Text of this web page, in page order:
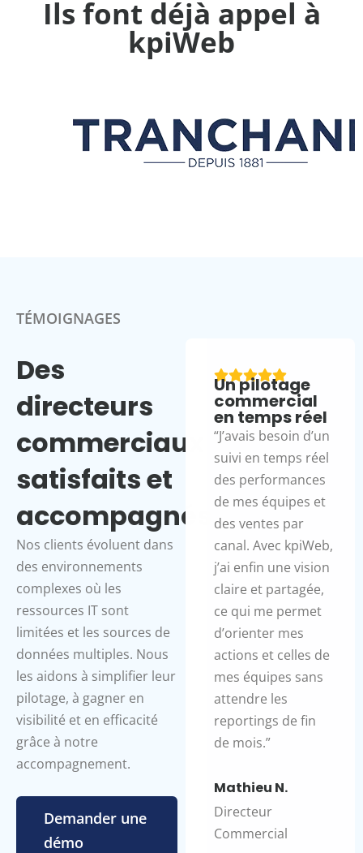
Ils font déjà appel à
kpiWeb
TÉMOIGNAGES
Des
directeurs
commerciaux
satisfaits et
accompagnés
Nos clients évoluent dans
des environnements
complexes où les
ressources IT sont
limitées et les sources de
données multiples. Nous
les aidons à simplifier leur
pilotage, à gagner en
visibilité et en efficacité
grâce à notre
accompagnement.
Demander une
démo
Un pilotage
commercial
en temps réel
“J’avais besoin d’un
suivi en temps réel
des performances
de mes équipes et
des ventes par
canal. Avec kpiWeb,
j’ai enfin une vision
claire et partagée,
ce qui me permet
d’orienter mes
actions et celles de
mes équipes sans
attendre les
reportings de fin
de mois.”
Mathieu N.
Directeur
Commercial